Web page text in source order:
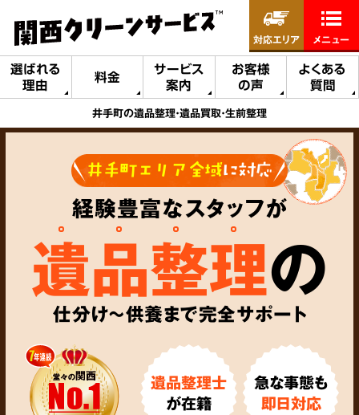
選ばれる
理由
料金
サービス
案内
お客様
の声
よくある
質問
対応エリア メニュー
井手町の遺品整理・遺品買取・生前整理
井手町エリア全域に対応
経験豊富なスタッフが
遺品整理の
仕分け～供養まで完全サポート
遺品整理士
が在籍
急な事態も
即日対応